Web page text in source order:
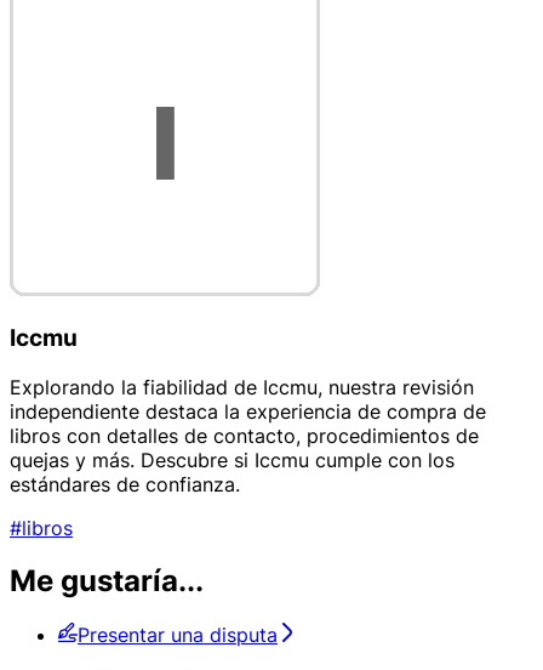
Iccmu
Explorando la fiabilidad de Iccmu, nuestra revisión
independiente destaca la experiencia de compra de
libros con detalles de contacto, procedimientos de
quejas y más. Descubre si Iccmu cumple con los
estándares de confianza.
#libros
Me gustaría...
Presentar una disputa